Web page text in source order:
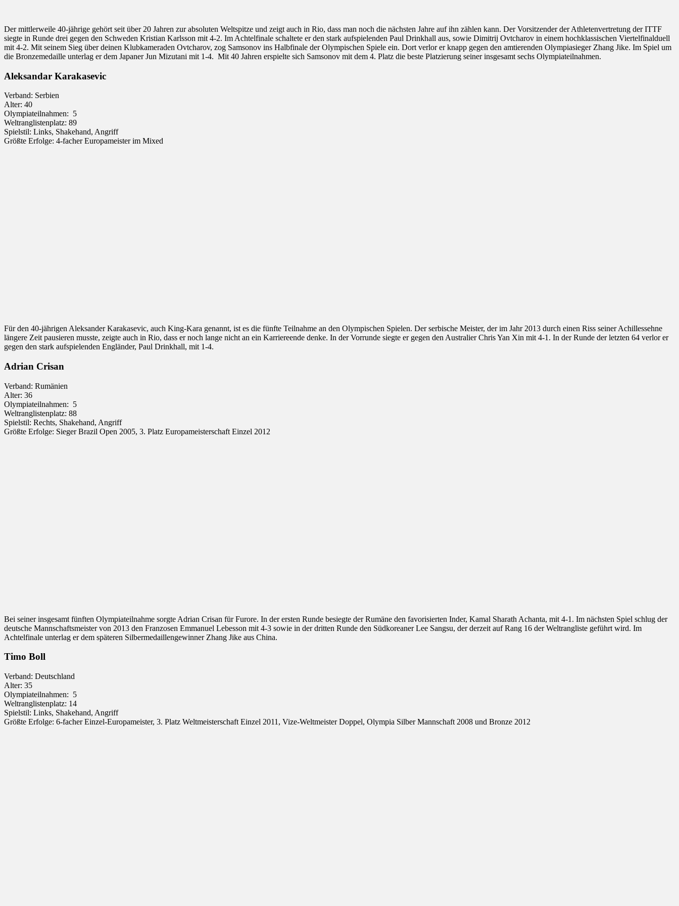
Der mittlerweile 40-jährige gehört seit über 20 Jahren zur absoluten Weltspitze und zeigt auch in Rio, dass man noch die nächsten Jahre auf ihn zählen kann. Der Vorsitzender der Athletenvertretung der ITTF
siegte in Runde drei gegen den Schweden Kristian Karlsson mit 4-2. Im Achtelfinale schaltete er den stark aufspielenden Paul Drinkhall aus, sowie Dimitrij Ovtcharov in einem hochklassischen Viertelfinalduell
mit 4-2. Mit seinem Sieg über deinen Klubkameraden Ovtcharov, zog Samsonov ins Halbfinale der Olympischen Spiele ein. Dort verlor er knapp gegen den amtierenden Olympiasieger Zhang Jike. Im Spiel um
die Bronzemedaille unterlag er dem Japaner Jun Mizutani mit 1-4. Mit 40 Jahren erspielte sich Samsonov mit dem 4. Platz die beste Platzierung seiner insgesamt sechs Olympiateilnahmen.
Aleksandar Karakasevic
Verband: Serbien
Alter: 40
Olympiateilnahmen: 5
Weltranglistenplatz: 89
Spielstil: Links, Shakehand, Angriff
Größte Erfolge: 4-facher Europameister im Mixed
Für den 40-jährigen Aleksander Karakasevic, auch King-Kara genannt, ist es die fünfte Teilnahme an den Olympischen Spielen. Der serbische Meister, der im Jahr 2013 durch einen Riss seiner Achillessehne
längere Zeit pausieren musste, zeigte auch in Rio, dass er noch lange nicht an ein Karriereende denke. In der Vorrunde siegte er gegen den Australier Chris Yan Xin mit 4-1. In der Runde der letzten 64 verlor er
gegen den stark aufspielenden Engländer, Paul Drinkhall, mit 1-4.
Adrian Crisan
Verband: Rumänien
Alter: 36
Olympiateilnahmen: 5
Weltranglistenplatz: 88
Spielstil: Rechts, Shakehand, Angriff
Größte Erfolge: Sieger Brazil Open 2005, 3. Platz Europameisterschaft Einzel 2012
Bei seiner insgesamt fünften Olympiateilnahme sorgte Adrian Crisan für Furore. In der ersten Runde besiegte der Rumäne den favorisierten Inder, Kamal Sharath Achanta, mit 4-1. Im nächsten Spiel schlug der
deutsche Mannschaftsmeister von 2013 den Franzosen Emmanuel Lebesson mit 4-3 sowie in der dritten Runde den Südkoreaner Lee Sangsu, der derzeit auf Rang 16 der Weltrangliste geführt wird. Im
Achtelfinale unterlag er dem späteren Silbermedaillengewinner Zhang Jike aus China.
Timo Boll
Verband: Deutschland
Alter: 35
Olympiateilnahmen: 5
Weltranglistenplatz: 14
Spielstil: Links, Shakehand, Angriff
Größte Erfolge: 6-facher Einzel-Europameister, 3. Platz Weltmeisterschaft Einzel 2011, Vize-Weltmeister Doppel, Olympia Silber Mannschaft 2008 und Bronze 2012